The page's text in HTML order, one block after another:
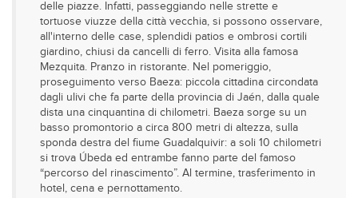
delle piazze. Infatti, passeggiando nelle strette e
tortuose viuzze della città vecchia, si possono osservare,
all'interno delle case, splendidi patios e ombrosi cortili
giardino, chiusi da cancelli di ferro. Visita alla famosa
Mezquita. Pranzo in ristorante. Nel pomeriggio,
proseguimento verso Baeza: piccola cittadina circondata
dagli ulivi che fa parte della provincia di Jaén, dalla quale
dista una cinquantina di chilometri. Baeza sorge su un
basso promontorio a circa 800 metri di altezza, sulla
sponda destra del fiume Guadalquivir: a soli 10 chilometri
si trova Úbeda ed entrambe fanno parte del famoso
“percorso del rinascimento”. Al termine, trasferimento in
hotel, cena e pernottamento.